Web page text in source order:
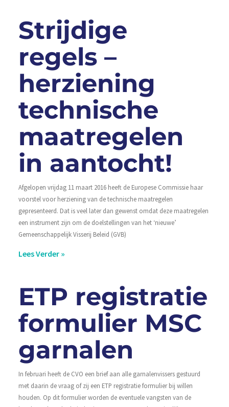
Strijdige
regels –
herziening
technische
maatregelen
in aantocht!
Afgelopen vrijdag 11 maart 2016 heeft de Europese Commissie haar
voorstel voor herziening van de technische maatregelen
gepresenteerd. Dat is veel later dan gewenst omdat deze maatregelen
een instrument zijn om de doelstellingen van het ‘nieuwe’
Gemeenschappelijk Visserij Beleid (GVB)
Lees Verder »
ETP registratie
formulier MSC
garnalen
In februari heeft de CVO een brief aan alle garnalenvissers gestuurd
met daarin de vraag of zij een ETP registratie formulier bij willen
houden. Op dit formulier worden de eventuele vangsten van de